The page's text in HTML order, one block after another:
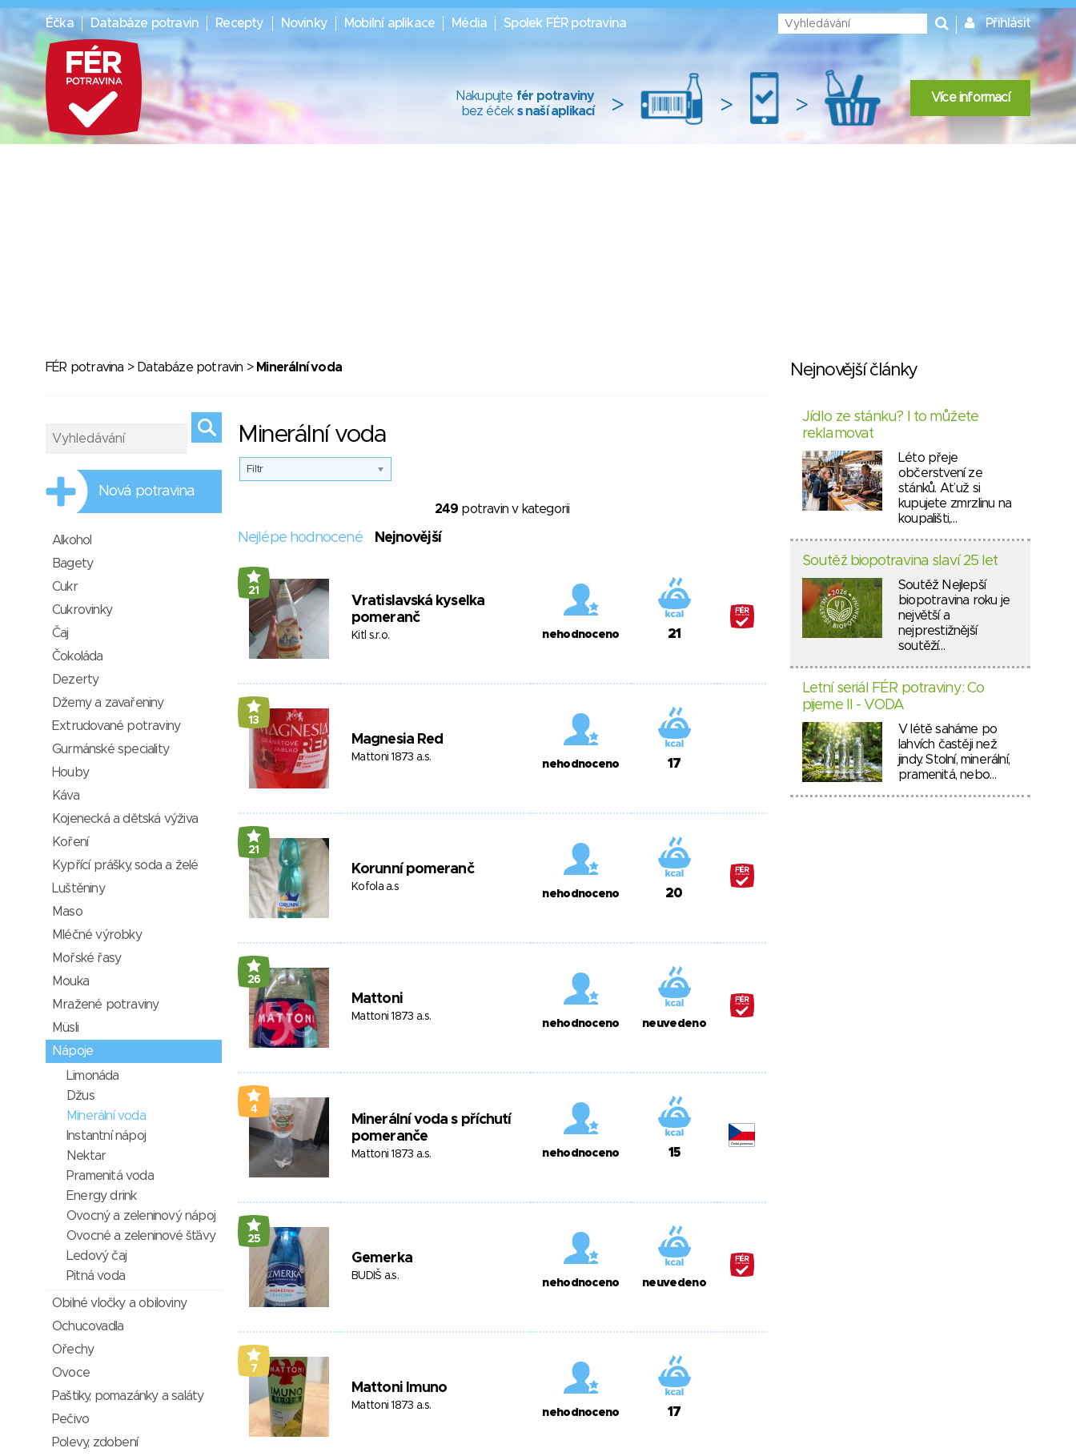
Éčka Databáze potravin Recepty Novinky Mobilní aplikace Média Spolek FÉR potravina Přihlásit
Nakupujte fér potraviny
bez éček s naší aplikací > > > Více informací
FÉR potravina > Databáze potravin > Minerální voda
Minerální voda
Filtr
249 potravin v kategorii
Nejlépe hodnocené Nejnovější
21
Vratislavská kyselka
pomeranč
Kitl s.r.o. nehodnoceno 21
13
Magnesia Red
Mattoni 1873 a.s.
nehodnoceno 17
21
Korunní pomeranč
Kofola a.s
nehodnoceno 20
26
Mattoni
Mattoni 1873 a.s.
nehodnoceno neuvedeno
4
Minerální voda s příchutí
pomeranče
Mattoni 1873 a.s. nehodnoceno 15
25
Gemerka
BUDIŠ a.s.
nehodnoceno neuvedeno
7
Mattoni Imuno
Mattoni 1873 a.s.
nehodnoceno 17
Nová potravina
Alkohol
Bagety
Cukr
Cukrovinky
Čaj
Čokoláda
Dezerty
Džemy a zavařeniny
Extrudované potraviny
Gurmánské speciality
Houby
Káva
Kojenecká a dětská výživa
Koření
Kypřící prášky, soda a želé
Luštěniny
Maso
Mléčné výrobky
Mořské řasy
Mouka
Mražené potraviny
Müsli
Nápoje
Limonáda
Džus
Minerální voda
Instantní nápoj
Nektar
Pramenitá voda
Energy drink
Ovocný a zeleninový nápoj
Ovocné a zeleninové šťávy
Ledový čaj
Pitná voda
Obilné vločky a obiloviny
Ochucovadla
Ořechy
Ovoce
Paštiky, pomazánky a saláty
Pečivo
Polevy, zdobení
Nejnovější články
Jídlo ze stánku? I to můžete
reklamovat
Léto přeje
občerstvení ze
stánků. Ať už si
kupujete zmrzlinu na
koupališti,…
Soutěž biopotravina slaví 25 let
Soutěž Nejlepší
biopotravina roku je
největší a
nejprestižnější
soutěží…
Letní seriál FÉR potraviny: Co
pijeme II - VODA
V létě saháme po
lahvích častěji než
jindy. Stolní, minerální,
pramenitá, nebo…